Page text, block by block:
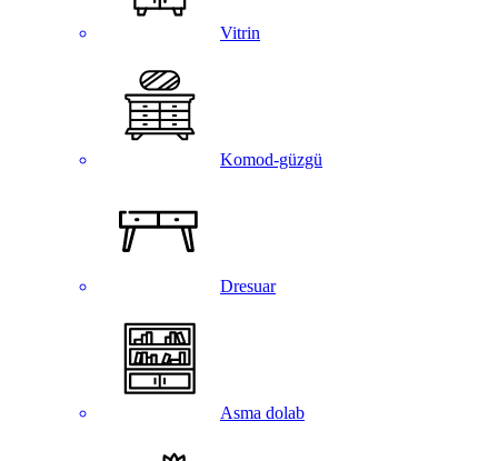
Vitrin
Komod-güzgü
Dresuar
Asma dolab